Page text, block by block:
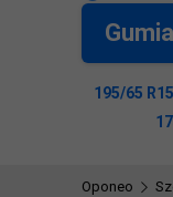
195/65 R15
Oponeo